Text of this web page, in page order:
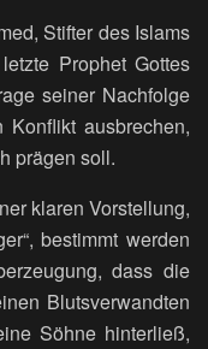
Stifter des Islams
Prophet Gottes
seiner Nachfolge
ausbrechen,
prägen soll.
klaren Vorstellung,
bestimmt werden
dass die
Blutsverwandten
Söhne hinterließ,